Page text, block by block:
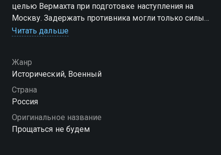
целью Вермахта при подготовке наступления на
Москву. Задержать противника могли только силы
5-й стрелковой дивизии, которые должны были со
забросить шпионов даже в ряды НКВД.
Диверсанты готовы пойти на всё, чтобы эшелоны с
подкреплением никогда не дошли до города...
Читать дальше
Жанр
Исторический, Военный
Страна
Россия
Оригинальное название
Прощаться не будем